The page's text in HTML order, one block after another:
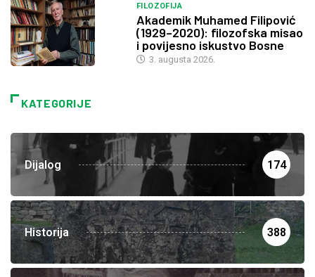
FILOZOFIJA
Akademik Muhamed Filipović
(1929–2020): filozofska misao
i povijesno iskustvo Bosne
3. augusta 2026.
KATEGORIJE
Dijalog 174
Historija 388